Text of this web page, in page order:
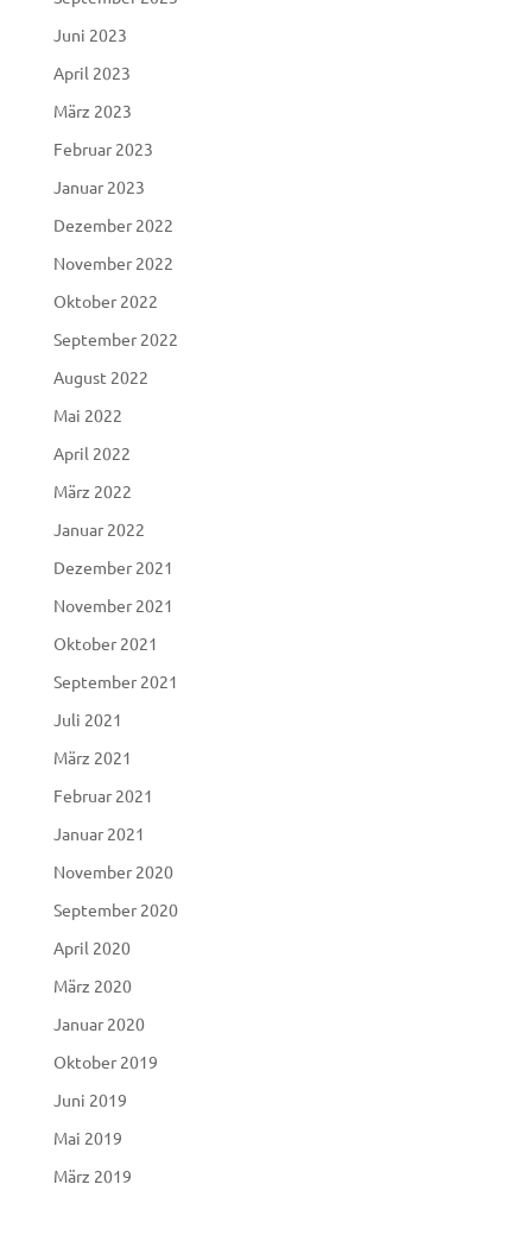
Juni 2023
April 2023
März 2023
Februar 2023
Januar 2023
Dezember 2022
November 2022
Oktober 2022
September 2022
August 2022
Mai 2022
April 2022
März 2022
Januar 2022
Dezember 2021
November 2021
Oktober 2021
September 2021
Juli 2021
März 2021
Februar 2021
Januar 2021
November 2020
September 2020
April 2020
März 2020
Januar 2020
Oktober 2019
Juni 2019
Mai 2019
März 2019